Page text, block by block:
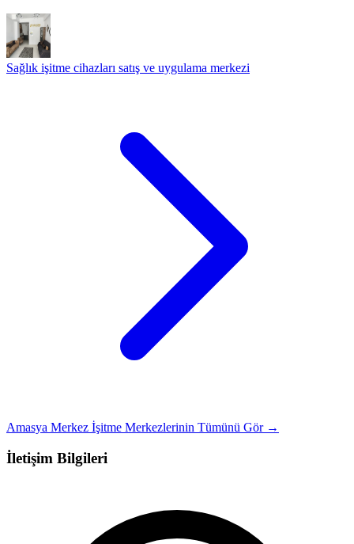
Sağlık işitme cihazları satış ve uygulama merkezi
Amasya Merkez İşitme Merkezlerinin Tümünü Gör →
İletişim Bilgileri